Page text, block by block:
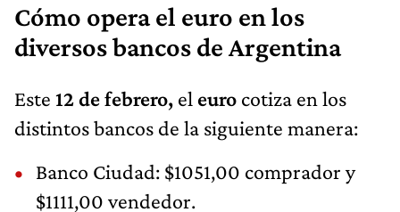
Cómo opera el euro en los
diversos bancos de Argentina
Este 12 de febrero, el euro cotiza en los
distintos bancos de la siguiente manera:
Banco Ciudad: $1051,00 comprador y
$1111,00 vendedor.